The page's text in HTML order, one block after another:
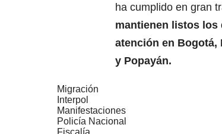
ha cumplido en gran
mantienen listos
atención en Bogotá,
y Popayán.
Migración
Interpol
Manifestaciones
Policía Nacional